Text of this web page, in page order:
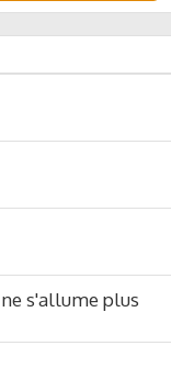
s'allume plus